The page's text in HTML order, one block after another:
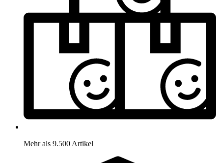
Mehr als 9.500 Artikel